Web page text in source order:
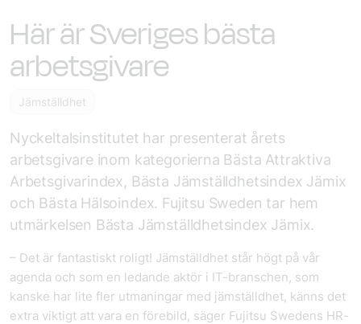
Här är Sveriges bästa
arbetsgivare
Jämställdhet
Nyckeltalsinstitutet har presenterat årets
arbetsgivare inom kategorierna Bästa Attraktiva
Arbetsgivarindex, Bästa Jämställdhetsindex Jämix
och Bästa Hälsoindex. Fujitsu Sweden tar hem
utmärkelsen Bästa Jämställdhetsindex Jämix.
– Det är fantastiskt roligt! Jämställdhet står högt på vår
agenda och som en ledande aktör i IT-branschen, som
kanske har lite fler utmaningar med jämställdhet, känns det
extra viktigt att vara en förebild, säger Fujitsu Swedens HR-